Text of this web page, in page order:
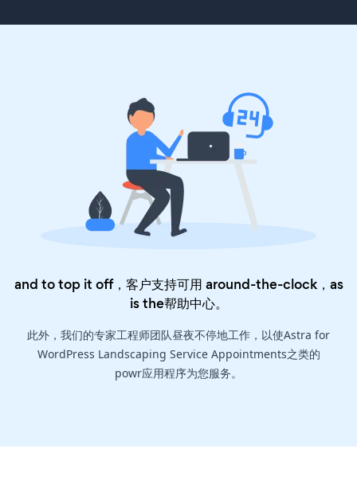
and to top it off，客户支持可用 around-the-clock，as
is the帮助中心。
此外，我们的专家工程师团队昼夜不停地工作，以使Astra for
WordPress Landscaping Service Appointments之类的
powr应用程序为您服务。